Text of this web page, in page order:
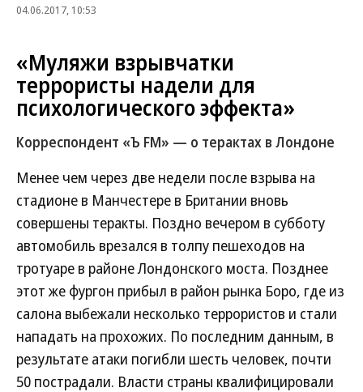
04.06.2017, 10:53
«Муляжи взрывчатки
террористы надели для
психологического эффекта»
Корреспондент «Ъ FM» — о терактах в Лондоне
Менее чем через две недели после взрыва на
стадионе в Манчестере в Британии вновь
совершены теракты. Поздно вечером в субботу
автомобиль врезался в толпу пешеходов на
тротуаре в районе Лондонского моста. Позднее
этот же фургон прибыл в район рынка Боро, где из
салона выбежали несколько террористов и стали
нападать на прохожих. По последним данным, в
результате атаки погибли шесть человек, почти
50 пострадали. Власти страны квалифицировали